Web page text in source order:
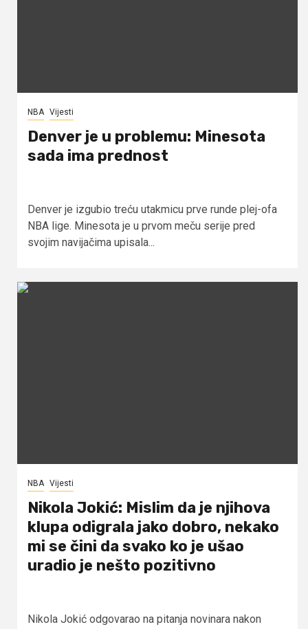
NBA Vijesti
Denver je u problemu: Minesota
sada ima prednost
Denver je izgubio treću utakmicu prve runde plej-ofa
NBA lige. Minesota je u prvom meču serije pred
svojim navijačima upisala...
NBA Vijesti
Nikola Jokić: Mislim da je njihova
klupa odigrala jako dobro, nekako
mi se čini da svako ko je ušao
uradio je nešto pozitivno
Nikola Jokić odgovarao na pitanja novinara nakon